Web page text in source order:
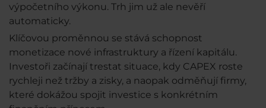
výpočetního výkonu. Trh jim už ale nevěří
automaticky.
Klíčovou proměnnou se stává schopnost
monetizace nové infrastruktury a řízení kapitálu.
Investoři začínají trestat situace, kdy CAPEX roste
rychleji než tržby a zisky, a naopak odměňují firmy,
které dokážou spojit investice s konkrétním